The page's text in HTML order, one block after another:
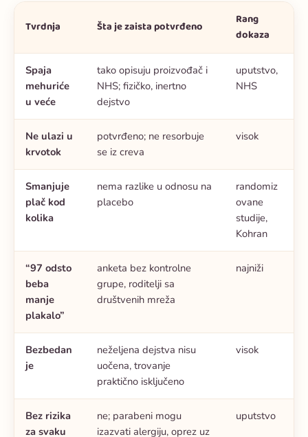
Tvrdnja Šta je zaista potvrđeno
Rang
dokaza
Spaja
mehuriće
u veće
tako opisuju proizvođač i
NHS; fizičko, inertno
dejstvo
uputstvo,
NHS
Ne ulazi u
krvotok
potvrđeno; ne resorbuje
se iz creva
visok
Smanjuje
plač kod
kolika
nema razlike u odnosu na
placebo
randomiz
ovane
studije,
Kohran
“97 odsto
beba
manje
plakalo”
anketa bez kontrolne
grupe, roditelji sa
društvenih mreža
najniži
Bezbedan
je
neželjena dejstva nisu
uočena, trovanje
praktično isključeno
visok
Bez rizika
za svaku
ne; parabeni mogu
izazvati alergiju, oprez uz
uputstvo